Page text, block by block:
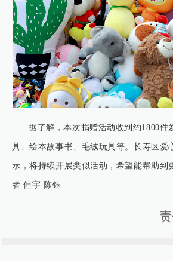
据了解，本次捐赠活动收到约1800件
具、绘本故事书、毛绒玩具等。长寿区爱
示，将持续开展类似活动，希望能帮助到
者 但宇 陈钰